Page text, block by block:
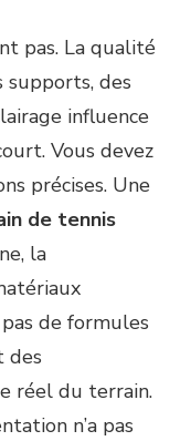
pas. La qualité
supports, des
influence
Vous devez
précises. Une
de tennis
la
de formules
des
réel du terrain.
n’a pas